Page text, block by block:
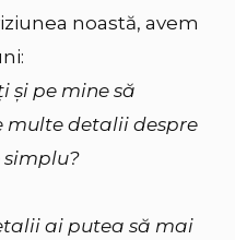
noastă, avem
și pe mine să
multe detalii despre
simplu?
ai putea să mai